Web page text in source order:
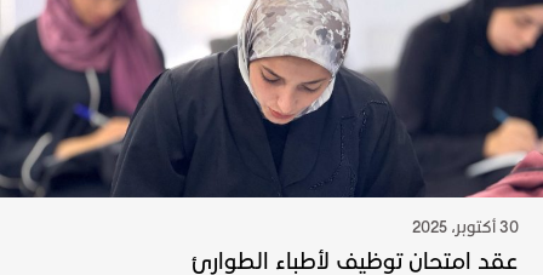
30 أكتوبر، 2025
عقد امتحان توظيف لأطباء الطوارئ